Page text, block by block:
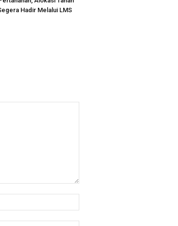
Hadir Melalui LMS